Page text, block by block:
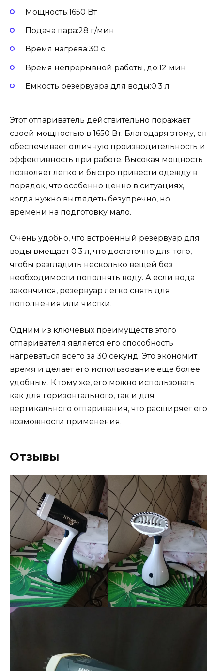
Мощность:1650 Вт
Подача пара:28 г/мин
Время нагрева:30 с
Время непрерывной работы, до:12 мин
Емкость резервуара для воды:0.3 л
Этот отпариватель действительно поражает
своей мощностью в 1650 Вт. Благодаря этому, он
обеспечивает отличную производительность и
эффективность при работе. Высокая мощность
позволяет легко и быстро привести одежду в
порядок, что особенно ценно в ситуациях,
когда нужно выглядеть безупречно, но
времени на подготовку мало.
Очень удобно, что встроенный резервуар для
воды вмещает 0.3 л, что достаточно для того,
чтобы разгладить несколько вещей без
необходимости пополнять воду. А если вода
закончится, резервуар легко снять для
пополнения или чистки.
Одним из ключевых преимуществ этого
отпаривателя является его способность
нагреваться всего за 30 секунд. Это экономит
время и делает его использование еще более
удобным. К тому же, его можно использовать
как для горизонтального, так и для
вертикального отпаривания, что расширяет его
возможности применения.
Отзывы